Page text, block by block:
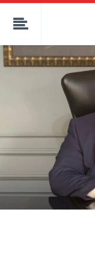
kaçak bahis
deneme bonusu
canlı bahis siteleri
deneme bonusu